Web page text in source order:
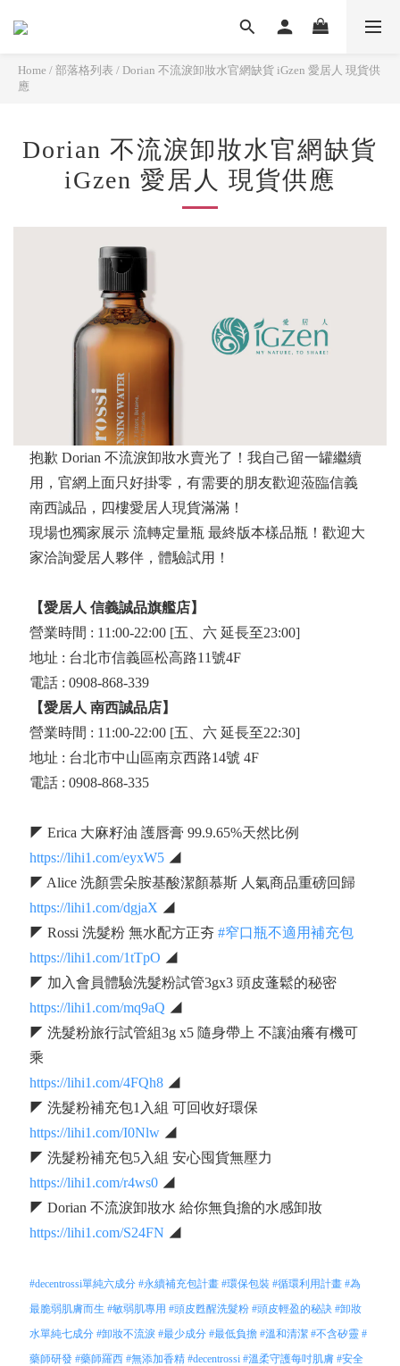
Home / 部落格列表 / Dorian 不流淚卸妝水官網缺貨 iGzen 愛居人 現貨供
應
Dorian 不流淚卸妝水官網缺貨
iGzen 愛居人 現貨供應
抱歉 Dorian 不流淚卸妝水賣光了！我自己留一罐繼續
用，官網上面只好掛零，有需要的朋友歡迎蒞臨信義
南西誠品，四樓愛居人現貨滿滿！
現場也獨家展示 流轉定量瓶 最終版本樣品瓶！歡迎大
家洽詢愛居人夥伴，體驗試用！
【愛居人 信義誠品旗艦店】
營業時間 : 11:00-22:00 [五、六 延長至23:00]
地址 : 台北市信義區松高路11號4F
電話 : 0908-868-339
【愛居人 南西誠品店】
營業時間 : 11:00-22:00 [五、六 延長至22:30]
地址 : 台北市中山區南京西路14號 4F
電話 : 0908-868-335
◤ Erica 大麻籽油 護唇膏 99.9.65%天然比例
https://lihi1.com/eyxW5◢
◤ Alice 洗顏雲朵胺基酸潔顏慕斯 人氣商品重磅回歸
https://lihi1.com/dgjaX ◢
◤ Rossi 洗髮粉 無水配方正夯 #窄口瓶不適用補充包
https://lihi1.com/1tTpO ◢
◤ 加入會員體驗洗髮粉試管3gx3 頭皮蓬鬆的秘密
https://lihi1.com/mq9aQ ◢
◤ 洗髮粉旅行試管組3g x5 隨身帶上 不讓油癢有機可
乘
https://lihi1.com/4FQh8◢
◤ 洗髮粉補充包1入組 可回收好環保
https://lihi1.com/I0Nlw◢
◤ 洗髮粉補充包5入組 安心囤貨無壓力
https://lihi1.com/r4ws0◢
◤ Dorian 不流淚卸妝水 給你無負擔的水感卸妝
https://lihi1.com/S24FN ◢
#decentrossi單純六成分 #永續補充包計畫 #環保包裝 #循環利用計畫 #為
最脆弱肌膚而生 #敏弱肌專用 #頭皮甦醒洗髮粉 #頭皮輕盈的秘訣 #卸妝
水單純七成分 #卸妝不流淚 #最少成分 #最低負擔 #溫和清潔 #不含矽靈 #
藥師研發 #藥師羅西 #無添加香精 #decentrossi #溫柔守護每吋肌膚 #安全